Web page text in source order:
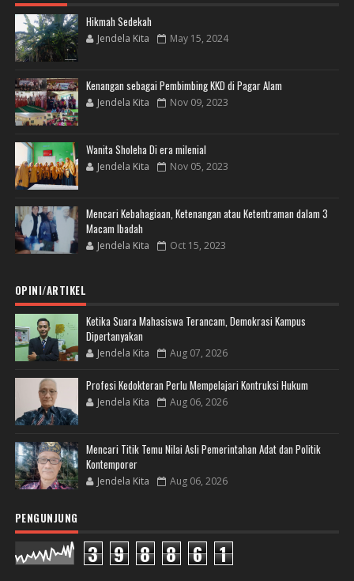
Hikmah Sedekah
Jendela Kita May 15, 2024
Kenangan sebagai Pembimbing KKD di Pagar Alam
Jendela Kita Nov 09, 2023
Wanita Sholeha Di era milenial
Jendela Kita Nov 05, 2023
Mencari Kebahagiaan, Ketenangan atau Ketentraman dalam 3
Macam Ibadah
Jendela Kita Oct 15, 2023
OPINI/ARTIKEL
Ketika Suara Mahasiswa Terancam, Demokrasi Kampus
Dipertanyakan
Jendela Kita Aug 07, 2026
Profesi Kedokteran Perlu Mempelajari Kontruksi Hukum
Jendela Kita Aug 06, 2026
Mencari Titik Temu Nilai Asli Pemerintahan Adat dan Politik
Kontemporer
Jendela Kita Aug 06, 2026
PENGUNJUNG
3 9 8 8 6 1